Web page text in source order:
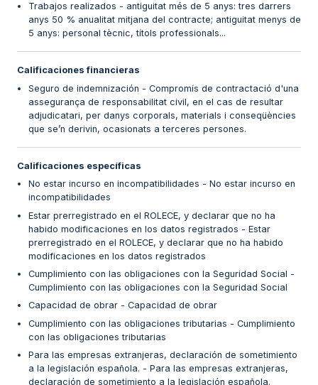
Trabajos realizados - antiguitat més de 5 anys: tres darrers
anys 50 % anualitat mitjana del contracte; antiguitat menys de
5 anys: personal tècnic, títols professionals...
Calificaciones financieras
Seguro de indemnización - Compromís de contractació d'una
assegurança de responsabilitat civil, en el cas de resultar
adjudicatari, per danys corporals, materials i conseqüències
que se’n derivin, ocasionats a terceres persones.
Calificaciones específicas
No estar incurso en incompatibilidades - No estar incurso en
incompatibilidades
Estar prerregistrado en el ROLECE, y declarar que no ha
habido modificaciones en los datos registrados - Estar
prerregistrado en el ROLECE, y declarar que no ha habido
modificaciones en los datos registrados
Cumplimiento con las obligaciones con la Seguridad Social -
Cumplimiento con las obligaciones con la Seguridad Social
Capacidad de obrar - Capacidad de obrar
Cumplimiento con las obligaciones tributarias - Cumplimiento
con las obligaciones tributarias
Para las empresas extranjeras, declaración de sometimiento
a la legislación española. - Para las empresas extranjeras,
declaración de sometimiento a la legislación española.